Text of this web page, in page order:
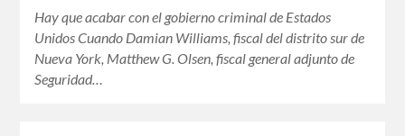
Hay que acabar con el gobierno criminal de Estados
Unidos Cuando Damian Williams, fiscal del distrito sur de
Nueva York, Matthew G. Olsen, fiscal general adjunto de
Seguridad…